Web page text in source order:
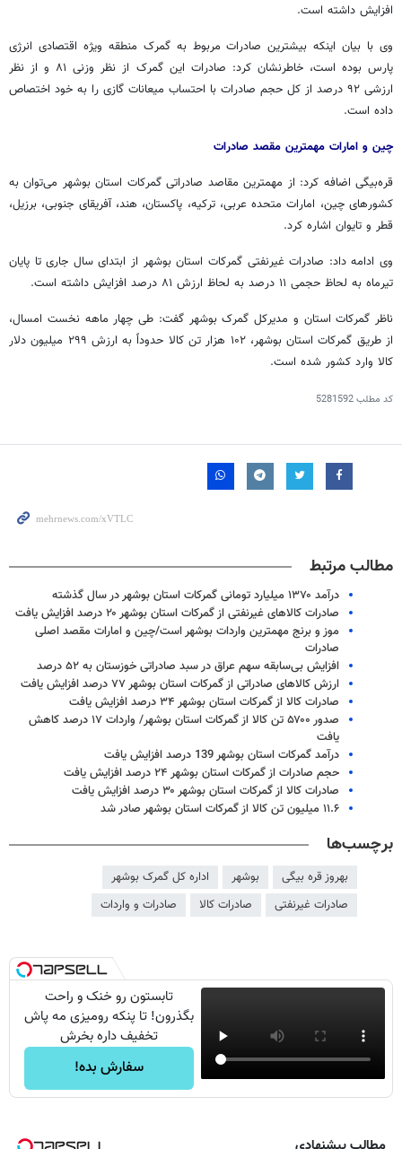
افزایش داشته است.
وی با بیان اینکه بیشترین صادرات مربوط به گمرک منطقه ویژه اقتصادی انرژی
پارس بوده است، خاطرنشان کرد: صادرات این گمرک از نظر وزنی ۸۱ و از نظر
ارزشی ۹۲ درصد از کل حجم صادرات با احتساب میعانات گازی را به خود اختصاص
داده است.
چین و امارات مهمترین مقصد صادرات
قره‌بیگی اضافه کرد: از مهمترین مقاصد صادراتی گمرکات استان بوشهر می‌توان به
کشورهای چین، امارات متحده عربی، ترکیه، پاکستان، هند، آفریقای جنوبی، برزیل،
قطر و تایوان اشاره کرد.
وی ادامه داد: صادرات غیرنفتی گمرکات استان بوشهر از ابتدای سال جاری تا پایان
تیرماه به لحاظ حجمی ۱۱ درصد به لحاظ ارزش ۸۱ درصد افزایش داشته است.
ناظر گمرکات استان و مدیرکل گمرک بوشهر گفت: طی چهار ماهه نخست امسال،
از طریق گمرکات استان بوشهر، ۱۰۲ هزار تن کالا حدوداً به ارزش ۲۹۹ میلیون دلار
کالا وارد کشور شده است.
کد مطلب5281592
مطالب مرتبط
درآمد ۱۳۷۰ میلیارد تومانی گمرکات استان بوشهر در سال گذشته
صادرات کالاهای غیرنفتی از گمرکات استان بوشهر ۲۰ درصد افزایش یافت
موز و برنج مهمترین واردات بوشهر است/چین و امارات مقصد اصلی
صادرات
افزایش بی‌سابقه سهم عراق در سبد صادراتی خوزستان به ۵۲ درصد
ارزش کالاهای صادراتی از گمرکات استان بوشهر ۷۷ درصد افزایش یافت
صادرات کالا از گمرکات استان بوشهر ۳۴ درصد افزایش یافت
صدور ۵۷۰۰ تن کالا از گمرکات استان بوشهر/ واردات ۱۷ درصد کاهش
یافت
درآمد گمرکات استان بوشهر 139 درصد افزایش یافت
حجم صادرات از گمرکات استان بوشهر ۲۴ درصد افزایش یافت
صادرات کالا از گمرکات استان بوشهر ۳۰ درصد افزایش یافت
۱۱.۶ میلیون تن کالا از گمرکات استان بوشهر صادر شد
برچسب‌ها
بهروز قره بیگی بوشهر
اداره کل گمرک بوشهر
صادرات غیرنفتی
صادرات کالا صادرات و واردات
تابستون رو خنک و راحت
بگذرون! تا پنکه رومیزی مه پاش
تخفیف داره بخرش
سفارش بده!